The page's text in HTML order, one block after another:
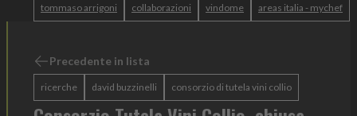
tommaso arrigoni collaborazioni vindome areas italia - mychef
Precedente in lista
ricerche david buzzinelli consorzio di tutela vini collio